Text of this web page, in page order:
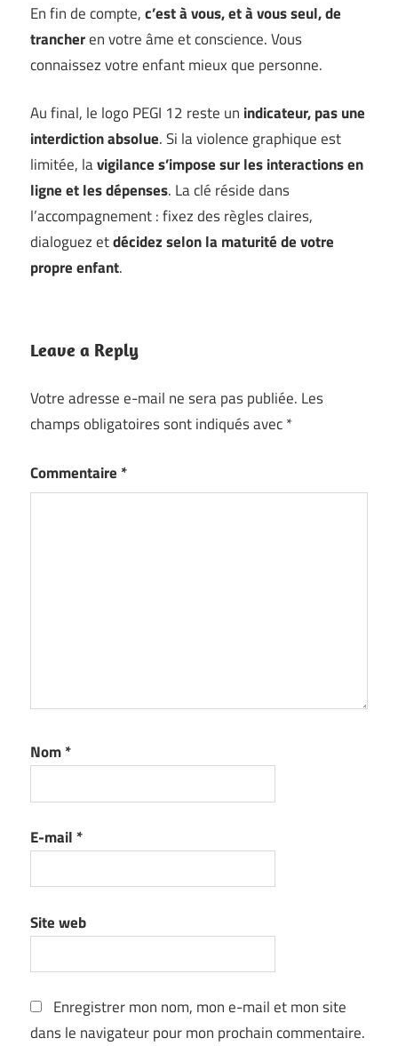
En fin de compte,c’est à vous, et à vous seul, de
trancheren votre âme et conscience. Vous
connaissez votre enfant mieux que personne.
Au final, le logo PEGI 12 reste un indicateur, pas une
interdiction absolue. Si la violence graphique est
limitée, lavigilance s’impose sur les interactions en
ligne et les dépenses. La clé réside dans
l’accompagnement : fixez des règles claires,
dialoguez etdécidez selon la maturité de votre
propre enfant.
Leave a Reply
Votre adresse e-mail ne sera pas publiée. Les
champs obligatoires sont indiqués avec*
Commentaire *
Nom*
E-mail *
Site web
Enregistrer mon nom, mon e-mail et mon site
dans le navigateur pour mon prochain commentaire.